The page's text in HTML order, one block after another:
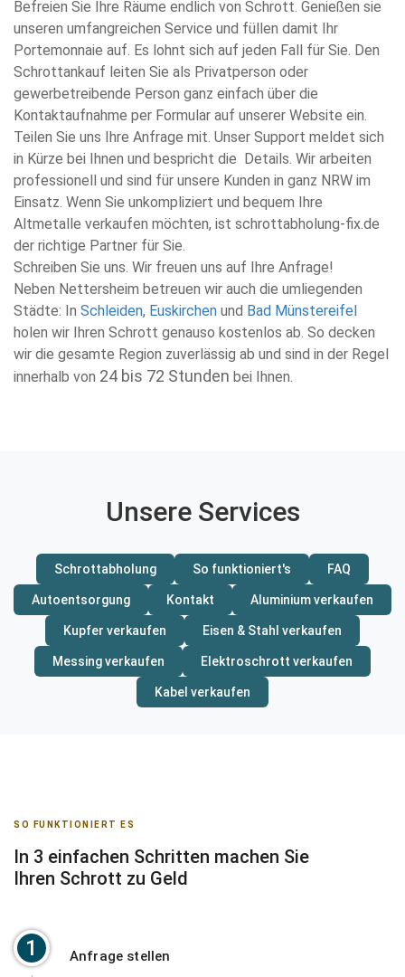
Befreien Sie Ihre Räume endlich von Schrott. Genießen sie
unseren umfangreichen Service und füllen damit Ihr
Portemonnaie auf. Es lohnt sich auf jeden Fall für Sie. Den
Schrottankauf leiten Sie als Privatperson oder
gewerbetreibende Person ganz einfach über die
Kontaktaufnahme per Formular auf unserer Website ein.
Teilen Sie uns Ihre Anfrage mit. Unser Support meldet sich
in Kürze bei Ihnen und bespricht die Details. Wir arbeiten
professionell und sind für unsere Kunden in ganz NRW im
Einsatz. Wenn Sie unkompliziert und bequem Ihre
Altmetalle verkaufen möchten, ist schrottabholung-fix.de
der richtige Partner für Sie.
Schreiben Sie uns. Wir freuen uns auf Ihre Anfrage!
Neben Nettersheim betreuen wir auch die umliegenden
Städte: In Schleiden, Euskirchen und Bad Münstereifel
holen wir Ihren Schrott genauso kostenlos ab. So decken
wir die gesamte Region zuverlässig ab und sind in der Regel
innerhalb von 24 bis 72 Stunden bei Ihnen.
Unsere Services
Schrottabholung So funktioniert's FAQ
Autoentsorgung Kontakt Aluminium verkaufen
Kupfer verkaufen Eisen & Stahl verkaufen
Messing verkaufen Elektroschrott verkaufen
Kabel verkaufen
SO FUNKTIONIERT ES
In 3 einfachen Schritten machen Sie
Ihren Schrott zu Geld
1 Anfrage stellen